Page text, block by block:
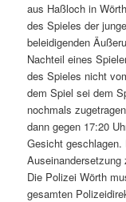
aus Haßloch in
des Spieles der
beleidigenden
Nachteil eines
des Spieles nicht
dem Spiel sei dem
nochmals
dann gegen 17:20
Gesicht geschlagen.
Die Polizei Wörth
gesamten